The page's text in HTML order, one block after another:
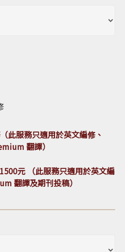
此服務只適用於英文編修、
翻譯）
元 （此服務只適用於英文編
翻譯及期刊投稿）